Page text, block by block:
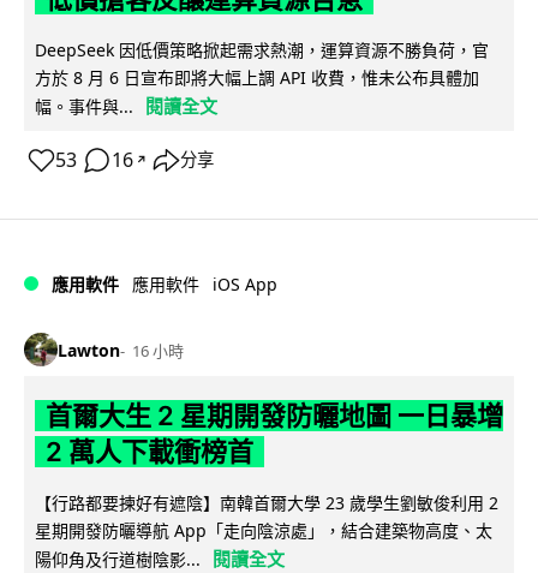
DeepSeek 因低價策略掀起需求熱潮，運算資源不勝負荷，官
方於 8 月 6 日宣布即將大幅上調 API 收費，惟未公布具體加
幅。事件與...
閱讀全文
53 16 ↗ 分享
應用軟件 應用軟件 iOS App
Lawton 16 小時
首爾大生 2 星期開發防曬地圖 一日暴增
2 萬人下載衝榜首
【行路都要揀好有遮陰】南韓首爾大學 23 歲學生劉敏俊利用 2
星期開發防曬導航 App「走向陰涼處」，結合建築物高度、太
陽仰角及行道樹陰影...
閱讀全文